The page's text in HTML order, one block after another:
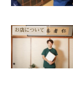
お店について